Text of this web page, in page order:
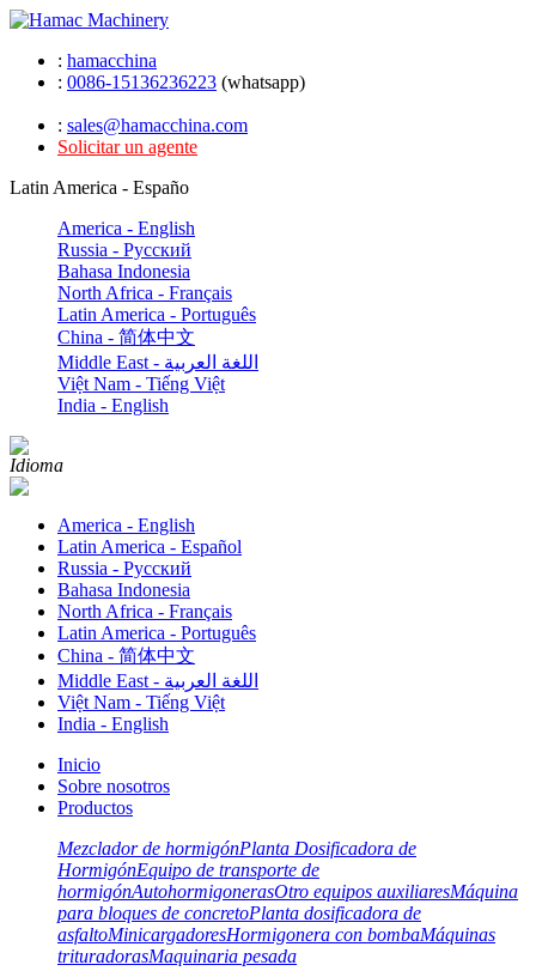
: hamacchina
: 0086-15136236223 (whatsapp)
: sales@hamacchina.com
Solicitar un agente
Latin America - Españo
America - English
Russia - Pусский
Bahasa Indonesia
North Africa - Français
Latin America - Português
China - 简体中文
Middle East - اللغة العربية
Việt Nam - Tiếng Việt
India - English
Idioma
America - English
Latin America - Español
Russia - Pусский
Bahasa Indonesia
North Africa - Français
Latin America - Português
China - 简体中文
Middle East - اللغة العربية
Việt Nam - Tiếng Việt
India - English
Inicio
Sobre nosotros
Productos
Mezclador de hormigónPlanta Dosificadora de
HormigónEquipo de transporte de
hormigónAutohormigonerasOtro equipos auxiliaresMáquina
para bloques de concretoPlanta dosificadora de
asfaltoMinicargadoresHormigonera con bombaMáquinas
trituradorasMaquinaria pesada